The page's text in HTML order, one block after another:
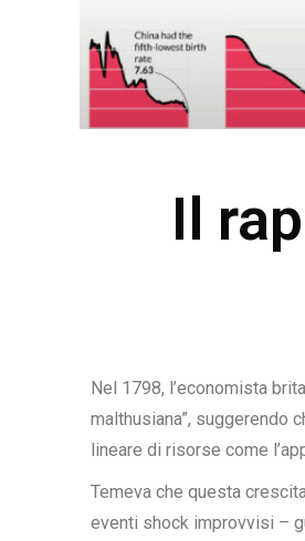
Il
Nel 1798, l’economista
malthusiana”, suggerendo
lineare di risorse come
Temeva che questa
eventi shock improvvisi –